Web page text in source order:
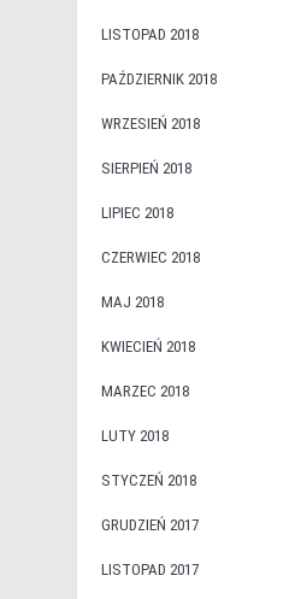
LISTOPAD 2018
PAŹDZIERNIK 2018
WRZESIEŃ 2018
SIERPIEŃ 2018
LIPIEC 2018
CZERWIEC 2018
MAJ 2018
KWIECIEŃ 2018
MARZEC 2018
LUTY 2018
STYCZEŃ 2018
GRUDZIEŃ 2017
LISTOPAD 2017